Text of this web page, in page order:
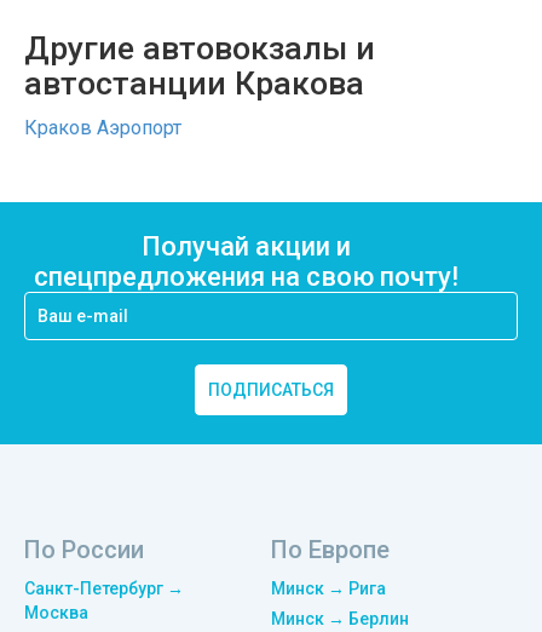
Другие автовокзалы и
автостанции Кракова
Краков Аэропорт
Получай акции и
спецпредложения на свою почту!
ПОДПИСАТЬСЯ
По России
Санкт-Петербург →
Москва
По Европе
Минск → Рига
Минск → Берлин